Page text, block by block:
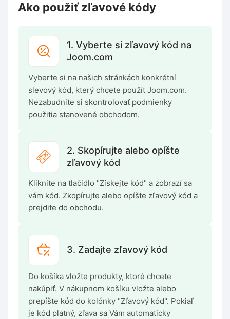
Ako použiť zľavové kódy
1. Vyberte si zľavový kód na
Joom.com
Vyberte si na našich stránkách konkrétní
slevový kód, který chcete použít Joom.com.
Nezabudnite si skontrolovať podmienky
použitia stanovené obchodom.
2. Skopírujte alebo opíšte
zľavový kód
Kliknite na tlačidlo "Získejte kód" a zobrazí sa
vám kód. Zkopírujte alebo opíšte zľavový kód a
prejdite do obchodu.
3. Zadajte zľavový kód
Do košíka vložte produkty, ktoré chcete
nakúpiť. V nákupnom košíku vložte alebo
prepíšte kód do kolónky "Zľavový kód". Pokiaľ
je kód platný, zľava sa Vám automaticky